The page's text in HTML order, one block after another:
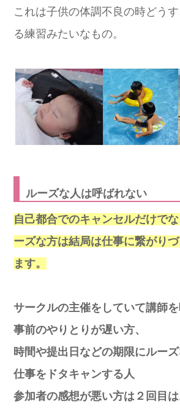
これは子供の体調不良の時どう
る練習みたいなもの。
ルーズな人は呼ばれない
自己都合でのキャンセルだけで
ーズな方は結局は仕事に繋がり
ます。
サークルの主催をしていて講師
事前のやりとりが遅い方、
時間や提出日などの期限にルー
仕事をドタキャンする人
参加者の感想が悪い方は２回目